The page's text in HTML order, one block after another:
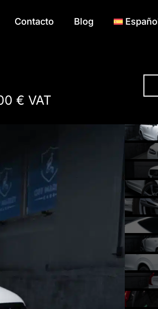
Contacto Blog
Contacto Blog
€ VAT